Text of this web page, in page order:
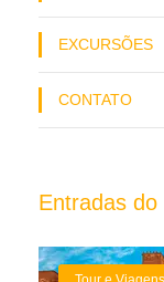
EXCURSÕES
CONTATO
Entradas do